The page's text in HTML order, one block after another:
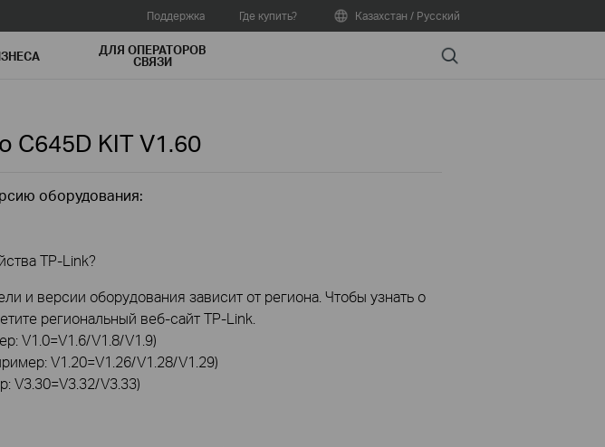
Поддержка Где купить? Казахстан / Русский
ДЛЯ ОПЕРАТОРОВ
СВЯЗИ Search
C645D KITV1.60
оборудования:
TP-Link?
и версии оборудования зависит от региона. Чтобы узнать о
региональный веб-сайт TP-Link.
V1.0=V1.6/V1.8/V1.9)
V1.20=V1.26/V1.28/V1.29)
V3.30=V3.32/V3.33)